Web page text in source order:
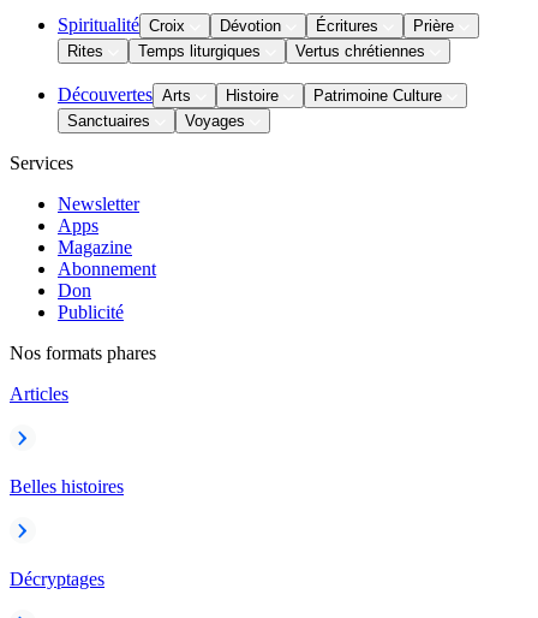
Spiritualité Croix Dévotion Écritures
Prière
Rites
Temps liturgiques Vertus chrétiennes
Découvertes Arts Histoire
Patrimoine Culture
Sanctuaires
Voyages
Services
Newsletter
Apps
Magazine
Abonnement
Don
Publicité
Nos formats phares
Articles
Belles histoires
Décryptages